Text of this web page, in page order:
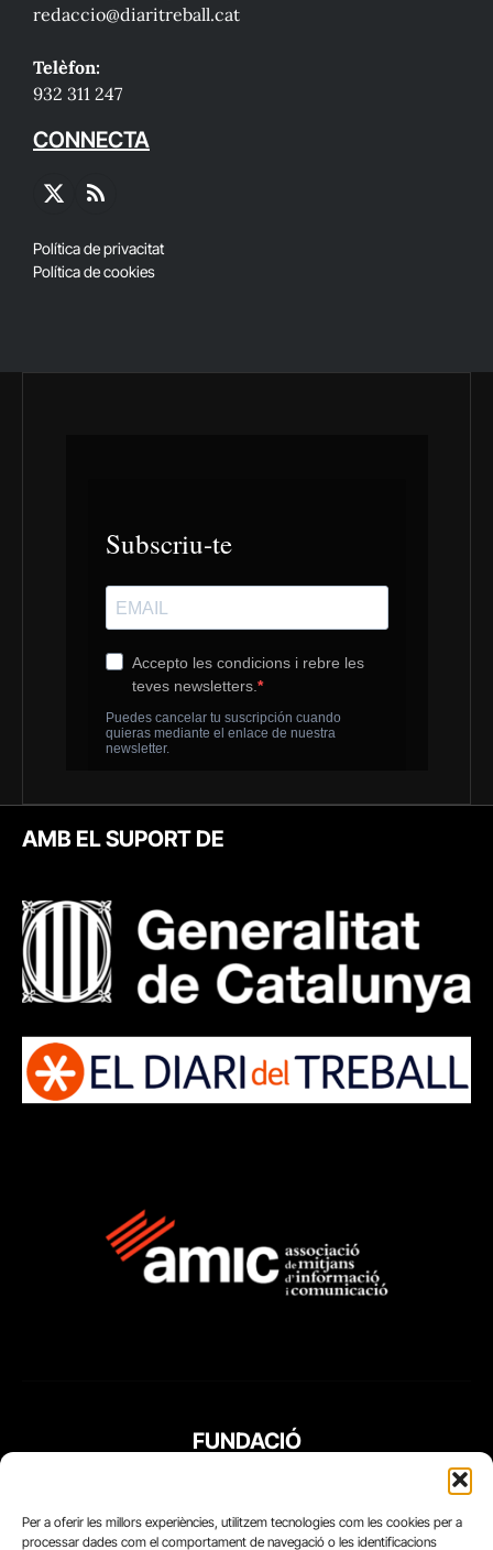
Per a oferir les millors experiències, utilitzem tecnologies com les cookies per a
processar dades com el comportament de navegació o les identificacions
redaccio@diaritreball.cat
Telèfon:
932 311 247
CONNECTA
X
RSS
Política de privacitat
Política de cookies
AMB EL SUPORT DE
FUNDACIÓ